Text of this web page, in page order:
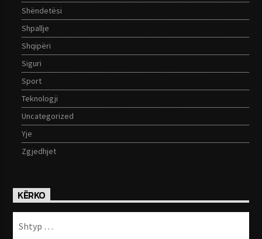
Shëndetësi
Shpallje
Shqipëri
Siguri
Sport
Teknologji
Uncategorized
Yje
Zgjedhjet
KËRKO